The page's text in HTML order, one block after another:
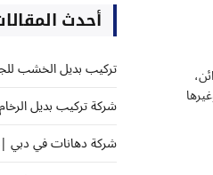
أحدث
تركيب بديل الخشب
شركة تركيب بديل الرخام في
شركة دهانات في دبي |0528959204